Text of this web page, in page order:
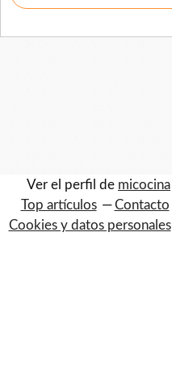
Ver el perfil de micocina
Top artículos
Contacto
Cookies y datos personales